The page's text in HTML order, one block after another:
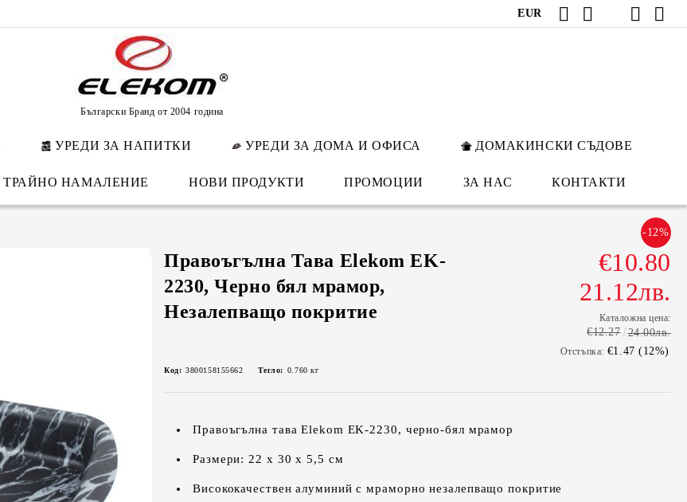
EUR
Български Бранд от 2004 година
УРЕДИ ЗА НАПИТКИ УРЕДИ ЗА ДОМА И ОФИСА ДОМАКИНСКИ СЪДОВЕ
ТРАЙНО НАМАЛЕНИЕ НОВИ ПРОДУКТИ ПРОМОЦИИ ЗА НАС КОНТАКТИ
Правоъгълна Тава Elekom EK-
2230, Черно бял мрамор,
Незалепващо покритие
-12%
€10.80
21.12лв.
Каталожна цена:
€12.27 24.00лв.
Отстъпка: €1.47 (12%)
Код: 3800158155662 Тегло: 0.760 кг
Правоъгълна тава Elekom EK-2230, черно-бял мрамор
Размери: 22 х 30 х 5,5 см
Висококачествен алуминий с мраморно незалепващо покритие